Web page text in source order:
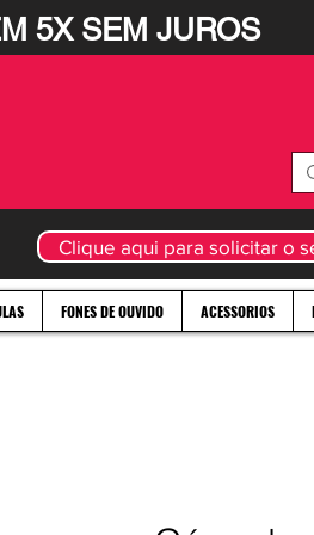
5X SEM JUROS
Clique aqui para solicitar o
FONES DE OUVIDO ACESSORIOS